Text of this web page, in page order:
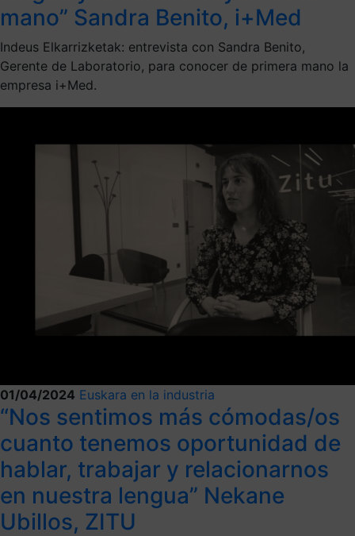
mano” Sandra Benito, i+Med
Indeus Elkarrizketak: entrevista con Sandra Benito,
Gerente de Laboratorio, para conocer de primera mano la
empresa i+Med.
01/04/2024 Euskara en la industria
“Nos sentimos más cómodas/os
cuanto tenemos oportunidad de
hablar, trabajar y relacionarnos
en nuestra lengua” Nekane
Ubillos, ZITU